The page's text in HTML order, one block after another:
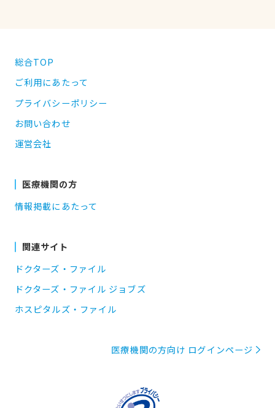
総合TOP
ご利用にあたって
プライバシーポリシー
お問い合わせ
運営会社
医療機関の方
情報掲載にあたって
関連サイト
ドクターズ・ファイル
ドクターズ・ファイル ジョブズ
ホスピタルズ・ファイル
医療機関の方向け ログインページ